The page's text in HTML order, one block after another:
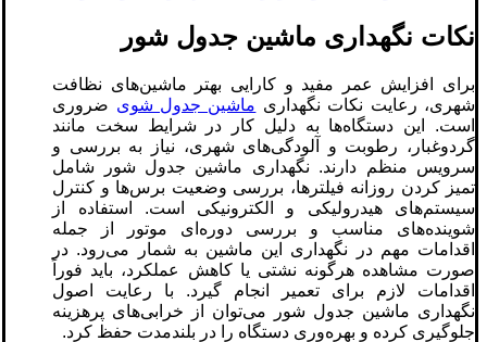
نکات نگهداری ماشین جدول‌ شور
برای افزایش عمر مفید و کارایی بهتر ماشین‌های نظافت
شهری، رعایت نکات نگهداری ماشین جدول شوی ضروری
است. این دستگاه‌ها به دلیل کار در شرایط سخت مانند
گردوغبار، رطوبت و آلودگی‌های شهری، نیاز به بررسی و
سرویس منظم دارند. نگهداری ماشین جدول شور شامل
تمیز کردن روزانه فیلترها، بررسی وضعیت برس‌ها و کنترل
سیستم‌های هیدرولیکی و الکترونیکی است. استفاده از
شوینده‌های مناسب و بررسی دوره‌ای موتور از جمله
اقدامات مهم در نگهداری این ماشین به شمار می‌رود. در
صورت مشاهده هرگونه نشتی یا کاهش عملکرد، باید فوراً
اقدامات لازم برای تعمیر انجام گیرد. با رعایت اصول
نگهداری ماشین جدول شور می‌توان از خرابی‌های پرهزینه
جلوگیری کرده و بهره‌وری دستگاه را در بلندمدت حفظ کرد.